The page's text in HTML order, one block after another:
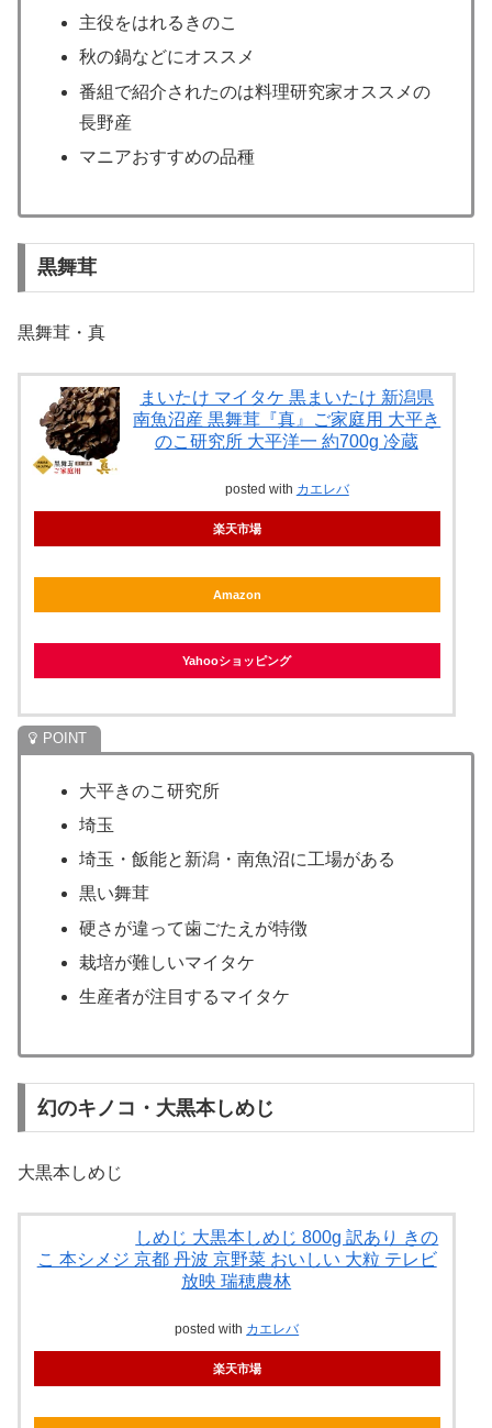
主役をはれるきのこ
秋の鍋などにオススメ
番組で紹介されたのは料理研究家オススメの
長野産
マニアおすすめの品種
黒舞茸
黒舞茸・真
まいたけ マイタケ 黒まいたけ 新潟県
南魚沼産 黒舞茸『真』ご家庭用 大平き
のこ研究所 大平洋一 約700g 冷蔵
posted with カエレバ
楽天市場
Amazon
Yahooショッピング
大平きのこ研究所
埼玉
埼玉・飯能と新潟・南魚沼に工場がある
黒い舞茸
硬さが違って歯ごたえが特徴
栽培が難しいマイタケ
生産者が注目するマイタケ
幻のキノコ・大黒本しめじ
大黒本しめじ
しめじ 大黒本しめじ 800g 訳あり きの
こ 本シメジ 京都 丹波 京野菜 おいしい 大粒 テレビ
放映 瑞穂農林
posted with カエレバ
楽天市場